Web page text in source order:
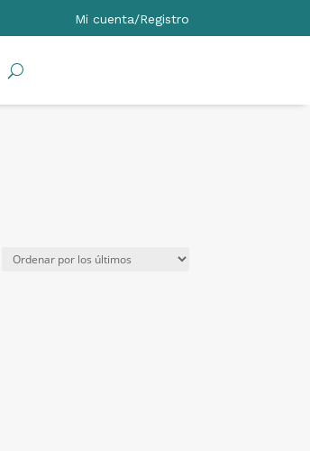
Mi cuenta/Registro